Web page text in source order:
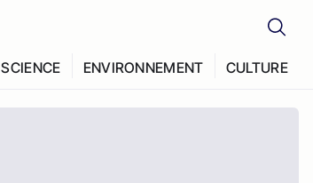
SCIENCE ENVIRONNEMENT CULTURE